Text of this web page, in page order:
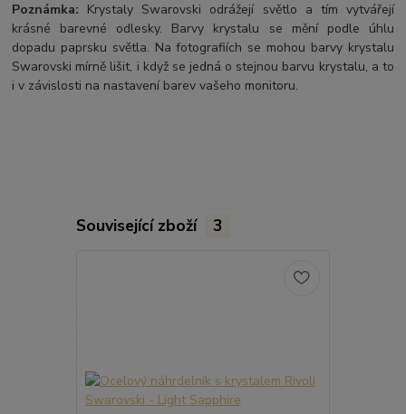
Poznámka: Krystaly Swarovski odrážejí světlo a tím vytvářejí
krásné barevné odlesky. Barvy krystalu se mění podle úhlu
dopadu paprsku světla. Na fotografiích se mohou barvy krystalu
Swarovski mírně lišit, i když se jedná o stejnou barvu krystalu, a to
i v závislosti na nastavení barev vašeho monitoru.
Související zboží 3